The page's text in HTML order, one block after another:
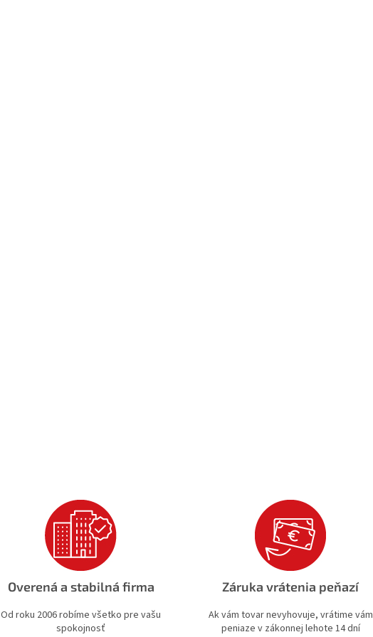
Overená a stabilná firma
Od roku 2006 robíme všetko pre vašu
spokojnosť
Záruka vrátenia peňazí
Ak vám tovar nevyhovuje, vrátime vám
peniaze v zákonnej lehote 14 dní